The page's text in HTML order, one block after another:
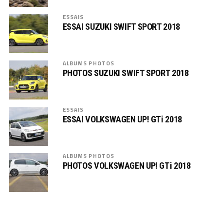
ESSAIS
ESSAI SUZUKI SWIFT SPORT 2018
ALBUMS PHOTOS
PHOTOS SUZUKI SWIFT SPORT 2018
ESSAIS
ESSAI VOLKSWAGEN UP! GTi 2018
ALBUMS PHOTOS
PHOTOS VOLKSWAGEN UP! GTi 2018